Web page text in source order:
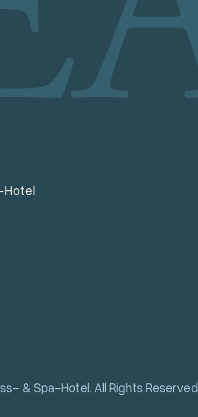
Hotel
& Spa-Hotel. All Rights Reserved